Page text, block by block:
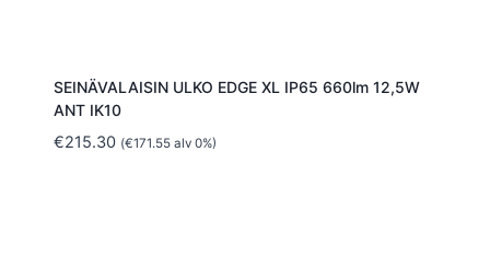
SEINÄVALAISIN ULKO EDGE XL IP65 660lm 12,5W
ANT IK10
€215.30 (€171.55alv 0%)